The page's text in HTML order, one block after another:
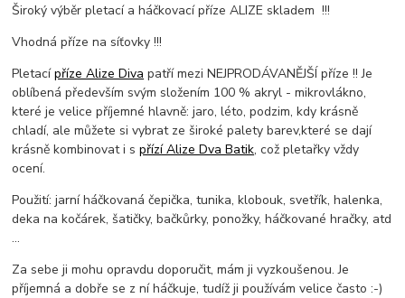
Široký výběr pletací a háčkovací příze ALIZE skladem !!!
Vhodná příze na síťovky !!!
Pletacípříze Alize Diva patří mezi NEJPRODÁVANĚJŠÍ příze !! Je
oblíbená především svým složením 100 % akryl - mikrovlákno,
které je velice příjemné hlavně: jaro, léto, podzim, kdy krásně
chladí, ale můžete si vybrat ze široké palety barev,které se dají
krásně kombinovat i spřízí Alize Dva Batik, což pletařky vždy
ocení.
Použití: jarní háčkovaná čepička, tunika, klobouk, svetřík, halenka,
deka na kočárek, šatičky, bačkůrky, ponožky, háčkované hračky, atd
...
Za sebe ji mohu opravdu doporučit, mám ji vyzkoušenou. Je
příjemná a dobře se z ní háčkuje, tudíž ji používám velice často :-)